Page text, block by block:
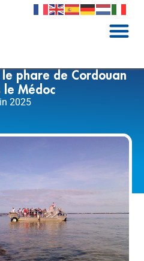
phare de Cordouan
le Médoc
2025